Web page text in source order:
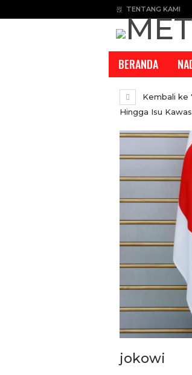
TENTANG KAMI
BERANDA
Kembali ke
Hingga Isu
jokowi